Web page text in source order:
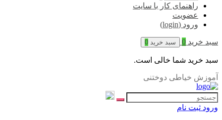
راهنمای کار با سایت
عضویت
ورود (login)
سبد خرید 0 سبد خرید 0
سبد خرید شما خالی است.
آموزش خیاطی دوختنی
ورود ثبت نام